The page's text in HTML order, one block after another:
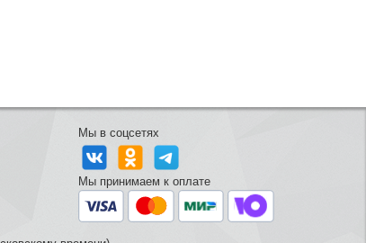
Мы в соцсетях
Мы принимаем к оплате